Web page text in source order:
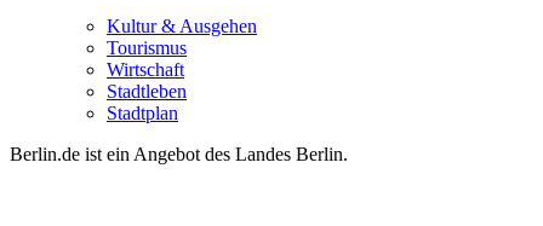
Kultur & Ausgehen
Tourismus
Wirtschaft
Stadtleben
Stadtplan
Berlin.de ist ein Angebot des Landes Berlin.